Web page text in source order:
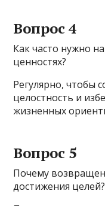
Вопрос 4
Как часто нужно
ценностях?
Регулярно, чтобы
целостность и
жизненных
Вопрос 5
Почему
достижения целей?